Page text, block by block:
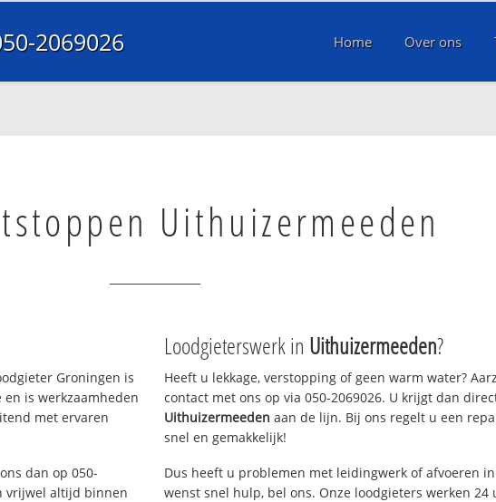
2069026 Home Over ons
Uithuizermeeden
Groningen is
is werkzaamheden
met ervaren
dan op 050-
vrijwel altijd binnen
Loodgieterswerk in Uithuizermeeden?
Heeft u lekkage, verstopping of geen warm water?
contact met ons op via 050-2069026. U krijgt dan
Uithuizermeeden aan de lijn. Bij ons regelt u een
snel en gemakkelijk!
Dus heeft u problemen met leidingwerk of afvoeren in
wenst snel hulp, bel ons. Onze loodgieters werken 24